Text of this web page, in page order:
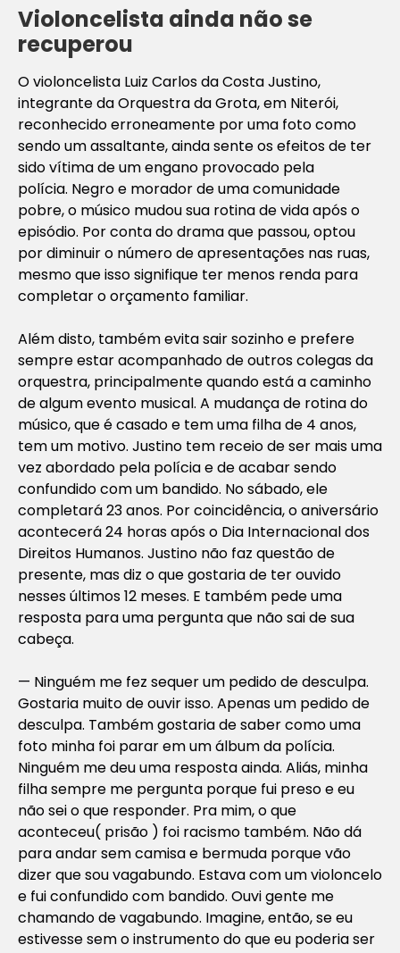
Violoncelista ainda não se
recuperou
O violoncelista Luiz Carlos da Costa Justino,
integrante da Orquestra da Grota, em Niterói,
reconhecido erroneamente por uma foto como
sendo um assaltante, ainda sente os efeitos de ter
sido vítima de um engano provocado pela
polícia. Negro e morador de uma comunidade
pobre, o músico mudou sua rotina de vida após o
episódio. Por conta do drama que passou, optou
por diminuir o número de apresentações nas ruas,
mesmo que isso signifique ter menos renda para
completar o orçamento familiar.
Além disto, também evita sair sozinho e prefere
sempre estar acompanhado de outros colegas da
orquestra, principalmente quando está a caminho
de algum evento musical. A mudança de rotina do
músico, que é casado e tem uma filha de 4 anos,
tem um motivo. Justino tem receio de ser mais uma
vez abordado pela polícia e de acabar sendo
confundido com um bandido. No sábado, ele
completará 23 anos. Por coincidência, o aniversário
acontecerá 24 horas após o Dia Internacional dos
Direitos Humanos. Justino não faz questão de
presente, mas diz o que gostaria de ter ouvido
nesses últimos 12 meses. E também pede uma
resposta para uma pergunta que não sai de sua
cabeça.
— Ninguém me fez sequer um pedido de desculpa.
Gostaria muito de ouvir isso. Apenas um pedido de
desculpa. Também gostaria de saber como uma
foto minha foi parar em um álbum da polícia.
Ninguém me deu uma resposta ainda. Aliás, minha
filha sempre me pergunta porque fui preso e eu
não sei o que responder. Pra mim, o que
aconteceu( prisão ) foi racismo também. Não dá
para andar sem camisa e bermuda porque vão
dizer que sou vagabundo. Estava com um violoncelo
e fui confundido com bandido. Ouvi gente me
chamando de vagabundo. Imagine, então, se eu
estivesse sem o instrumento do que eu poderia ser